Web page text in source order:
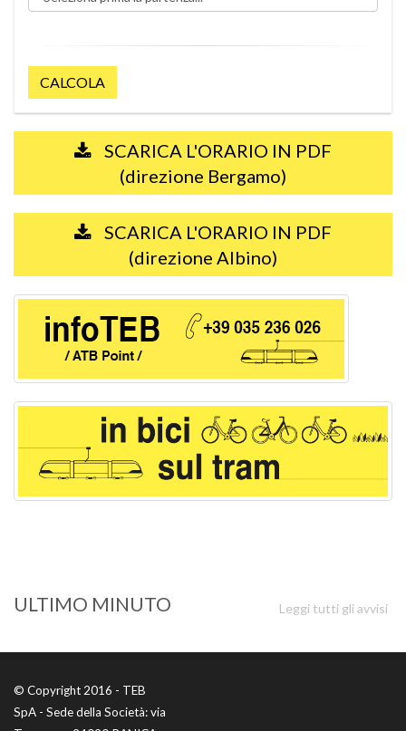
CALCOLA
SCARICA L'ORARIO IN PDF
(direzione Bergamo)
SCARICA L'ORARIO IN PDF
(direzione Albino)
ULTIMO MINUTO Leggi tutti gli avvisi
© Copyright 2016 - TEB
SpA - Sede della Società: via